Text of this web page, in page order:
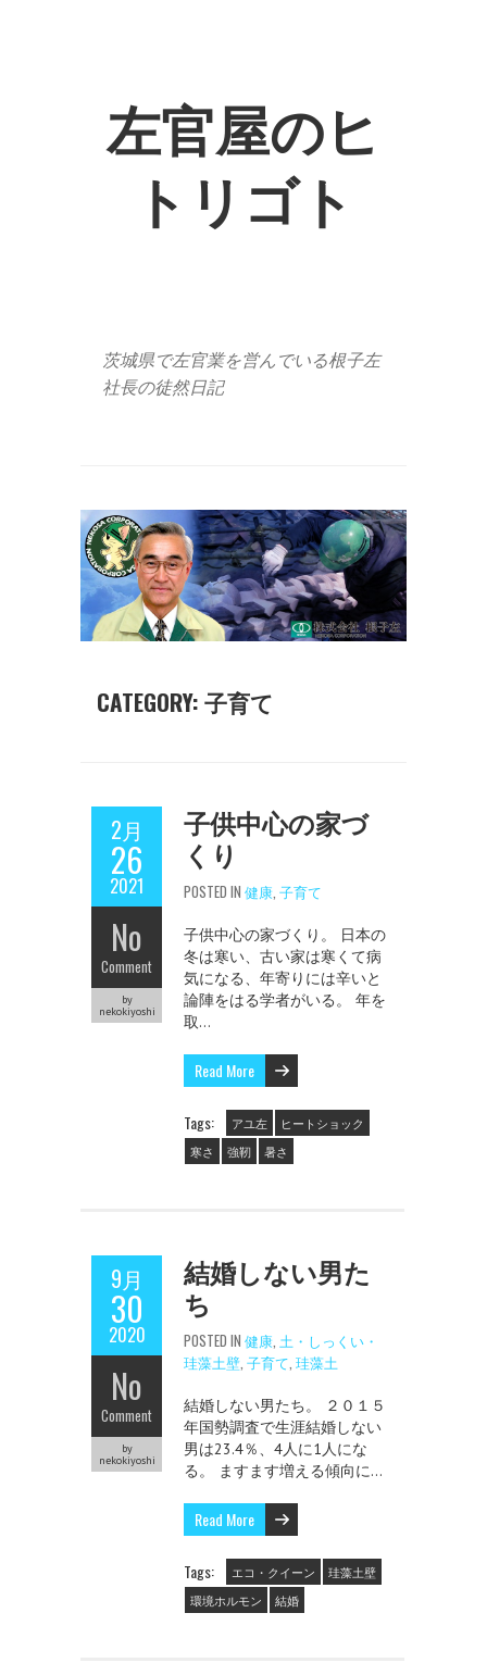
左官屋のヒ
トリゴト
茨城県で左官業を営んでいる根子左
社長の徒然日記
CATEGORY: 子育て
2月
26
2021
No
Comment
by
nekokiyoshi
子供中心の家づ
くり
POSTED IN 健康 子育て
子供中心の家づくり。 日本の
冬は寒い、古い家は寒くて病
気になる、年寄りには辛いと
論陣をはる学者がいる。 年を
取…
Read More
Tags: アユ左
ヒートショック
寒さ
強靭 暑さ
9月
30
2020
No
Comment
by
nekokiyoshi
結婚しない男た
ち
POSTED IN 健康 土・しっくい・
珪藻土壁 子育て 珪藻土
結婚しない男たち。 ２０１５
年国勢調査で生涯結婚しない
男は23.4％、4人に1人にな
る。 ますます増える傾向に…
Read More
Tags: エコ・クイーン
珪藻土壁
環境ホルモン
結婚